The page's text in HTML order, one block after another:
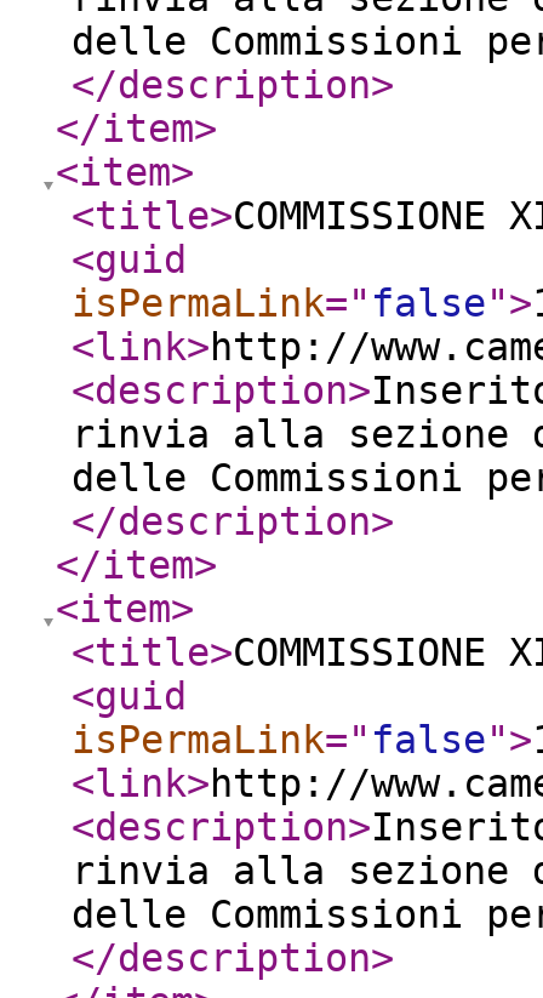
delle Commissioni
</description>
</item>
<item>
<title>
<guid
isPermaLink=" false">
<link>http://
<description>
rinvia alla sezione
delle Commissioni
</description>
</item>
<item>
<title>COMMISSIONE
<guid
isPermaLink=" false">
<link>http://
<description>
rinvia alla sezione
delle Commissioni
</description>